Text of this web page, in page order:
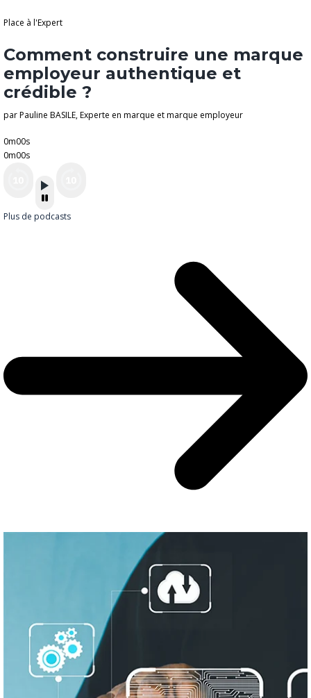
Place à l'Expert
Comment construire une marque
employeur authentique et
crédible ?
par Pauline BASILE, Experte en marque et marque employeur
0m00s
0m00s
Plus de podcasts